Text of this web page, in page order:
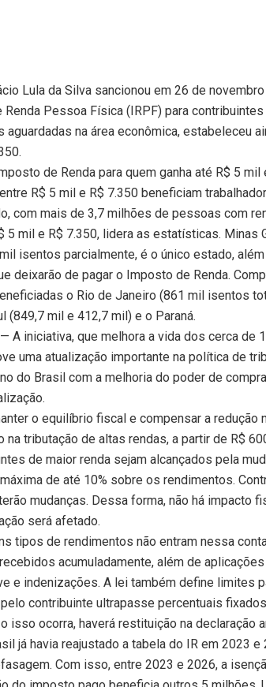
Lula da Silva sancionou em 26 de
Pessoa Física (IRPF) para
aguardadas na área econômica, estabeleceu
de Renda para quem ganha até R$ 5 mil
R$ 5 mil e R$ 7.350 beneficiam
com mais de 3,7 milhões de pessoas com
5 mil e R$ 7.350, lidera as estatísticas. Minas
isentos parcialmente, é o único estado,
deixarão de pagar o Imposto de Renda.
o Rio de Janeiro (861 mil isentos
(849,7 mil e 412,7 mil) e o Paraná.
— A iniciativa, que melhora a vida dos cerca de
uma atualização importante na política de
do Brasil com a melhoria do poder de
o equilíbrio fiscal e compensar a redução
tributação de altas rendas, a partir de R$
de maior renda sejam alcançados pela
de até 10% sobre os rendimentos.
mudanças. Dessa forma, não há impacto
será afetado.
tipos de rendimentos não entram nessa
acumuladamente, além de
e indenizações. A lei também define limites
contribuinte ultrapasse percentuais
isso ocorra, haverá restituição na declaração
já havia reajustado a tabela do IR em 2023 e
Com isso, entre 2023 e 2026, a